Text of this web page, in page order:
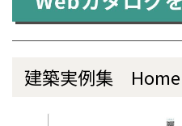
建築実例集